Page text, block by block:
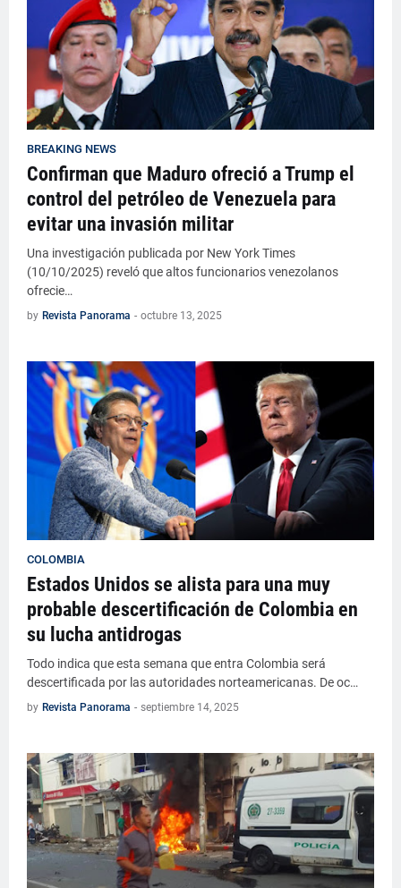
BREAKING NEWS
Confirman que Maduro ofreció a Trump el
control del petróleo de Venezuela para
evitar una invasión militar
Una investigación publicada por New York Times
(10/10/2025) reveló que altos funcionarios venezolanos
ofrecie…
by Revista Panorama - octubre 13, 2025
COLOMBIA
Estados Unidos se alista para una muy
probable descertificación de Colombia en
su lucha antidrogas
Todo indica que esta semana que entra Colombia será
descertificada por las autoridades norteamericanas. De oc…
by Revista Panorama - septiembre 14, 2025